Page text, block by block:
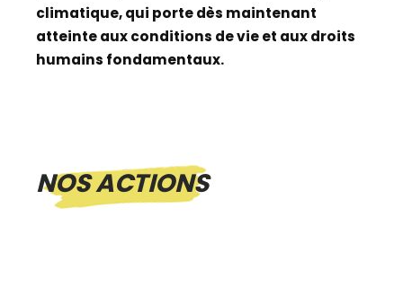
climatique, qui porte dès maintenant
atteinte aux conditions de vie et aux droits
humains fondamentaux.
NOS ACTIONS